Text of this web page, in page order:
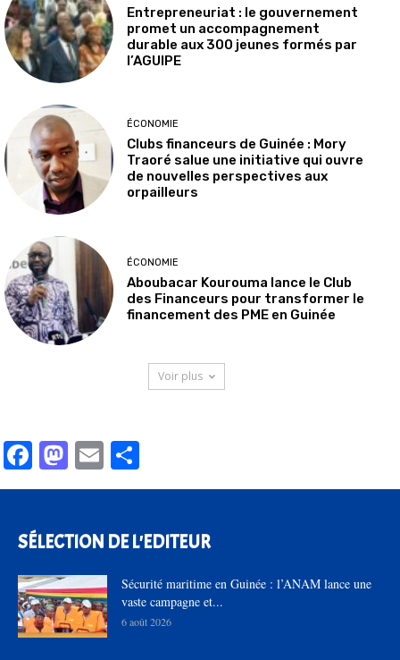
Entrepreneuriat : le gouvernement
promet un accompagnement
durable aux 300 jeunes formés par
l’AGUIPE
ÉCONOMIE
Clubs financeurs de Guinée : Mory
Traoré salue une initiative qui ouvre
de nouvelles perspectives aux
orpailleurs
ÉCONOMIE
Aboubacar Kourouma lance le Club
des Financeurs pour transformer le
financement des PME en Guinée
Voir plus
Facebook
Mastodon
Email
SÉLECTION DE L'EDITEUR
Sécurité maritime en Guinée : l’ANAM lance une
vaste campagne et...
6 août 2026